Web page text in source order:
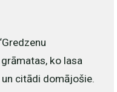
ko lasa
citādi domājošie.